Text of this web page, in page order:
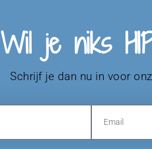
Wil je niks
Schrijf je dan nu in voor